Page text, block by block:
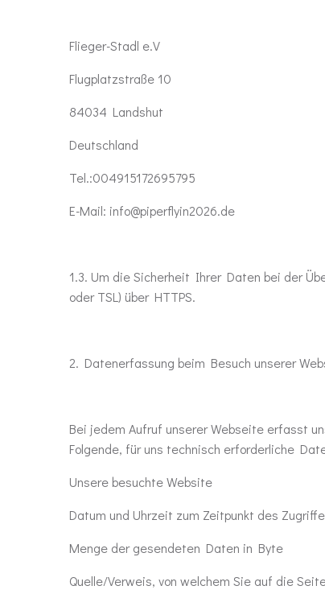
Flieger-Stadl e.V
Flugplatzstraße 10
84034 Landshut
Deutschland
Tel.:004915172695795
E-Mail: info@piperflyin2026.de
1.3. Um die Sicherheit Ihrer Daten bei der
oder TSL) über HTTPS.
2. Datenerfassung beim Besuch unserer
Bei jedem Aufruf unserer Webseite erfasst
Folgende, für uns technisch erforderliche
Unsere besuchte Website
Datum und Uhrzeit zum Zeitpunkt des
Menge der gesendeten Daten in Byte
Quelle/Verweis, von welchem Sie auf die